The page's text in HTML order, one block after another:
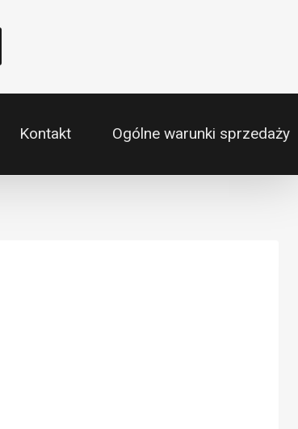
Kontakt Ogólne warunki sprzedaży